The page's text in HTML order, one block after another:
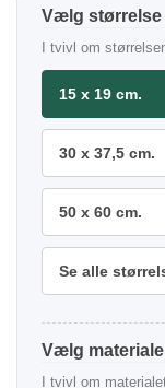
størrelse
I tvivl om
15 x 19 cm.
30 x 37,5 cm.
50 x 60 cm.
Se alle
materiale
I tvivl om